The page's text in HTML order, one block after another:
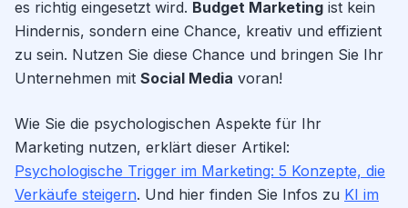
es richtig eingesetzt wird. Budget Marketing ist kein
Hindernis, sondern eine Chance, kreativ und effizient
zu sein. Nutzen Sie diese Chance und bringen Sie Ihr
Unternehmen mit Social Media voran!
Wie Sie die psychologischen Aspekte für Ihr
Marketing nutzen, erklärt dieser Artikel:
Psychologische Trigger im Marketing: 5 Konzepte, die
Verkäufe steigern. Und hier finden Sie Infos zu KI im